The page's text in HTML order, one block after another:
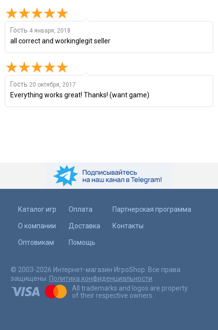
Гость 4 января, 2018
all correct and workinglegit seller
Гость 20 октября, 2017
Everything works great! Thanks! (want game)
Каталог игр
О компании
Оптовикам
Оплата
Доставка
Помощь
Партнерская программа
Контакты
© 2003-2026 Интернет-магазин ИгроShop. Все права
защищены. Политика конфиденциальности
All trademarks and logos are property
of their respective owners.